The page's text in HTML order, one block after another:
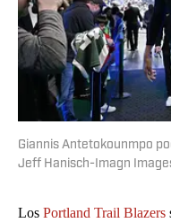
Giannis Antetokounmpo
Jeff Hanisch-Imagn
Los Portland Trail Blazers